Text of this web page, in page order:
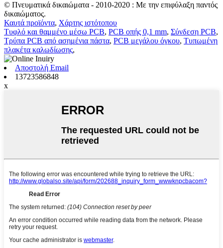
© Πνευματικά δικαιώματα - 2010-2020 : Με την επιφύλαξη παντός
δικαιώματος.
Καυτά προϊόντα, Χάρτης ιστότοπου
Τυφλό και θαμμένο μέσω PCB, PCB οπής 0,1 mm, Σύνδεση PCB,
Τρύπα PCB από ασημένια πάστα, PCB μεγάλου όγκου, Τυπωμένη
πλακέτα καλωδίωσης,
Αποστολή Email
13723586848
x